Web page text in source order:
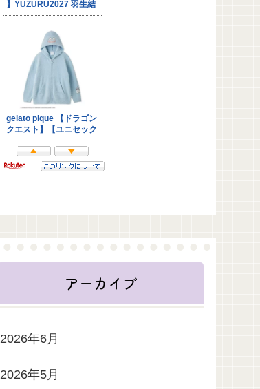
アーカイブ
2026年6月
2026年5月